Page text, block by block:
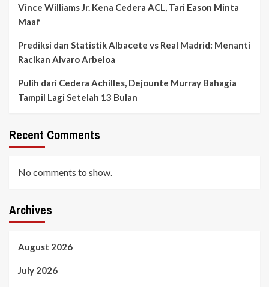
Vince Williams Jr. Kena Cedera ACL, Tari Eason Minta
Maaf
Prediksi dan Statistik Albacete vs Real Madrid: Menanti
Racikan Alvaro Arbeloa
Pulih dari Cedera Achilles, Dejounte Murray Bahagia
Tampil Lagi Setelah 13 Bulan
Recent Comments
No comments to show.
Archives
August 2026
July 2026